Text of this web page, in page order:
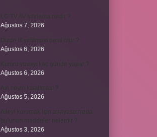
Ağustos 7, 2026
Ağustos 6, 2026
Ağustos 6, 2026
Ağustos 5, 2026
Ağustos 3, 2026